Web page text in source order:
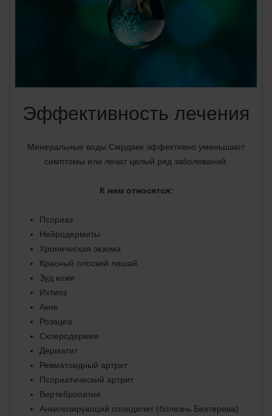
Эффективность лечения
Минеральные воды Смрдаки эффективно уменьшают
симптомы или лечат целый ряд заболеваний.
К ним относятся:
Псориаз
Нейродермиты
Хроническая экзема
Красный плоский лишай
Зуд кожи
Ихтиоз
Акне
Розацеа
Склеродермия
Дерматит
Ревматоидный артрит
Псориатический артрит
Вертебропатия
Анкилозирующий спондилит (болезнь Бехтерева)